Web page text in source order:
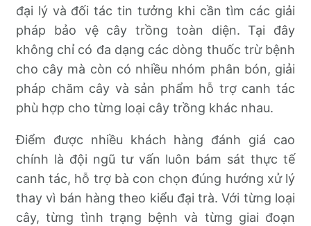
đại lý và đối tác tin tưởng khi cần tìm các giải
pháp bảo vệ cây trồng toàn diện. Tại đây
không chỉ có đa dạng các dòng thuốc trừ bệnh
cho cây mà còn có nhiều nhóm phân bón, giải
pháp chăm cây và sản phẩm hỗ trợ canh tác
phù hợp cho từng loại cây trồng khác nhau.
Điểm được nhiều khách hàng đánh giá cao
chính là đội ngũ tư vấn luôn bám sát thực tế
canh tác, hỗ trợ bà con chọn đúng hướng xử lý
thay vì bán hàng theo kiểu đại trà. Với từng loại
cây, từng tình trạng bệnh và từng giai đoạn